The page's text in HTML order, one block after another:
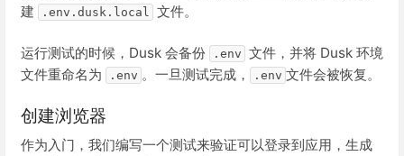
建
.env.dusk.local 文件。
运行测试的时候，Dusk 会备份 .env 文件，并将 Dusk 环境
文件重命名为
.env 。一旦测试完成， .env 文件会被恢复。
创建浏览器
作为入门，我们编写一个测试来验证可以登录到应用，生成